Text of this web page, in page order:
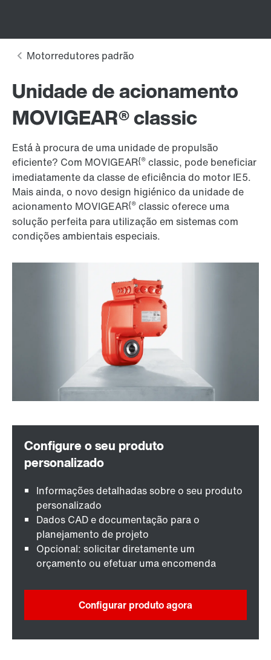
Unidade de acionamento
MOVIGEAR® classic
Está à procura de uma unidade de propulsão
eficiente? Com MOVIGEAR{® classic, pode beneficiar
imediatamente da classe de eficiência do motor IE5.
Mais ainda, o novo design higiénico da unidade de
acionamento MOVIGEAR{® classic oferece uma
solução perfeita para utilização em sistemas com
condições ambientais especiais.
Informações detalhadas sobre o seu produto
personalizado
Dados CAD e documentação para o
planejamento de projeto
Opcional: solicitar diretamente um
orçamento ou efetuar uma encomenda
Configurar produto agora